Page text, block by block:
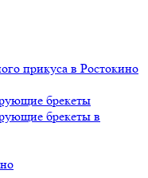
прикуса в Ростокино
брекеты
брекеты в